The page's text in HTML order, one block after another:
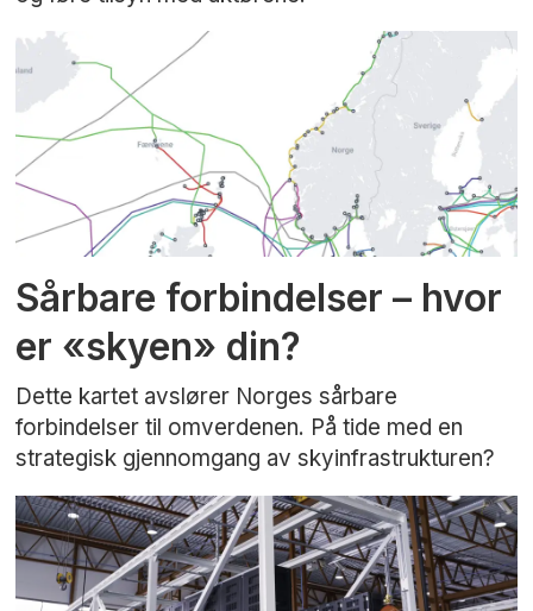
Sårbare forbindelser – hvor
er «skyen» din?
Dette kartet avslører Norges sårbare
forbindelser til omverdenen. På tide med en
strategisk gjennomgang av skyinfrastrukturen?